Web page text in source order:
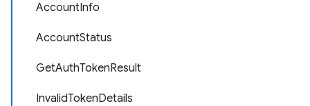
AccountInfo
AccountStatus
GetAuthTokenResult
InvalidTokenDetails